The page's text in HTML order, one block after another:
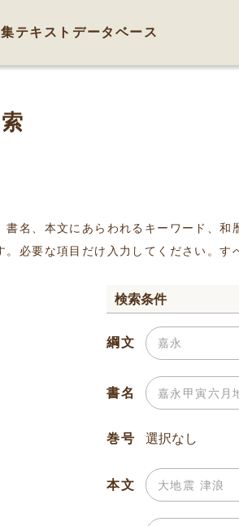
テキストデータベース
書名、本文にあらわれるキーワード、
。必要な項目だけ入力してください。
検索条件
綱文
書名
巻号
本文